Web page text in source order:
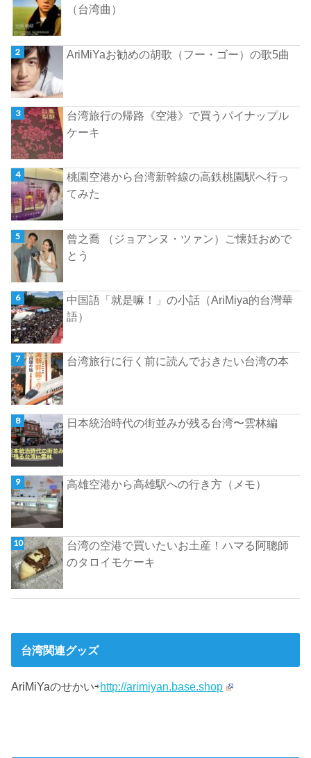
（台湾曲）
AriMiYaお勧めの胡歌（フー・ゴー）の歌5曲
台湾旅行の帰路《空港》で買うパイナップル
ケーキ
桃園空港から台湾新幹線の高鉄桃園駅へ行っ
てみた
曾之喬 （ジョアンヌ・ツァン）ご懐妊おめで
とう
中国語「就是嘛！」の小話（AriMiya的台灣華
語）
台湾旅行に行く前に読んでおきたい台湾の本
日本統治時代の街並みが残る台湾〜雲林編
高雄空港から高雄駅への行き方（メモ）
台湾の空港で買いたいお土産！ハマる阿聰師
のタロイモケーキ
台湾関連グッズ
AriMiYaのせかい⇨http://arimiyan.base.shop